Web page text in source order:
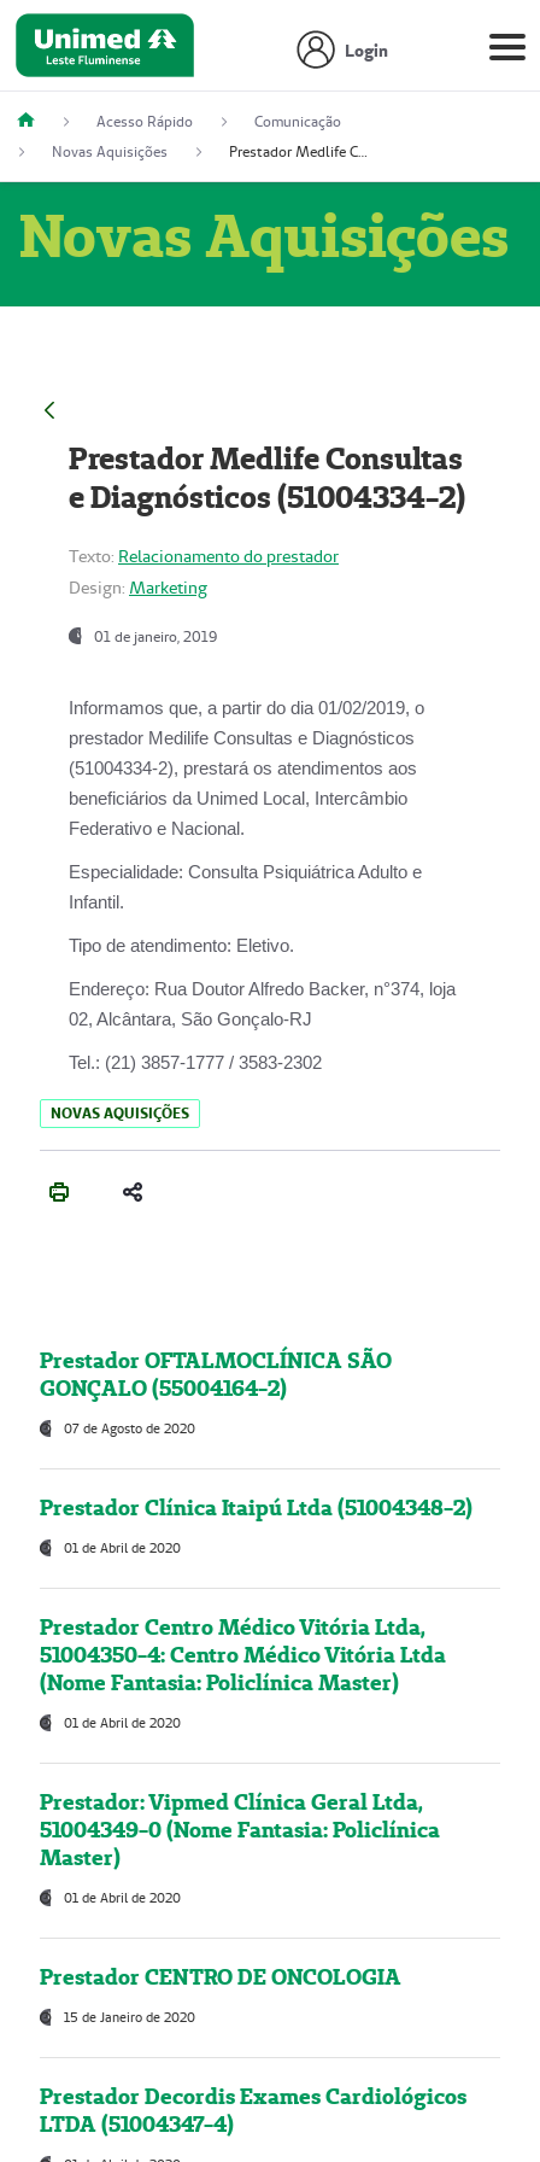
Login
Acesso Rápido
Comunicação
Novas Aquisições
Prestador Medlife Consultas e Diagnósticos (51004334-2)
Novas Aquisições
Prestador Medlife Consultas
e Diagnósticos (51004334-2)
Texto: Relacionamento do prestador
Design: Marketing
01 de janeiro, 2019
Informamos que, a partir do dia 01/02/2019, o
prestador Medilife Consultas e Diagnósticos
(51004334-2), prestará os atendimentos aos
beneficiários da Unimed Local, Intercâmbio
Federativo e Nacional.
Especialidade: Consulta Psiquiátrica Adulto e
Infantil.
Tipo de atendimento: Eletivo.
Endereço: Rua Doutor Alfredo Backer, n°374, loja
02, Alcântara, São Gonçalo-RJ
Tel.: (21) 3857-1777 / 3583-2302
NOVAS AQUISIÇÕES
Prestador OFTALMOCLÍNICA SÃO
GONÇALO (55004164-2)
07 de Agosto de 2020
Prestador Clínica Itaipú Ltda (51004348-2)
01 de Abril de 2020
Prestador Centro Médico Vitória Ltda,
51004350-4: Centro Médico Vitória Ltda
(Nome Fantasia: Policlínica Master)
01 de Abril de 2020
Prestador: Vipmed Clínica Geral Ltda,
51004349-0 (Nome Fantasia: Policlínica
Master)
01 de Abril de 2020
Prestador CENTRO DE ONCOLOGIA
15 de Janeiro de 2020
Prestador Decordis Exames Cardiológicos
LTDA (51004347-4)